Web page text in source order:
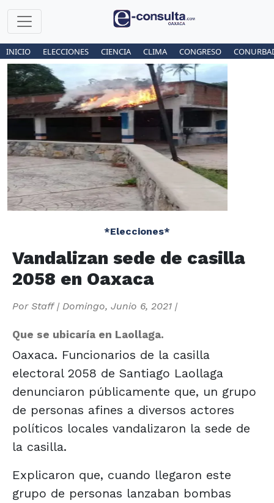
INICIO ELECCIONES CIENCIA CLIMA CONGRESO
*Elecciones*
Vandalizan sede de casilla
2058 en Oaxaca
Por Staff| Domingo, Junio 6, 2021 |
Que se ubicaría en Laollaga.
Oaxaca. Funcionarios de la casilla
electoral 2058 de Santiago Laollaga
denunciaron públicamente que, un grupo
de personas afines a diversos actores
políticos locales vandalizaron la sede de
la casilla.
Explicaron que, cuando llegaron este
grupo de personas lanzaban bombas